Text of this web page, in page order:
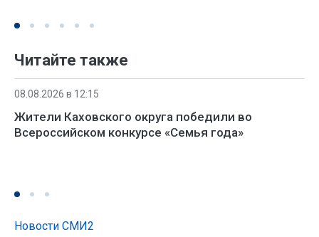
Читайте также
08.08.2026 в 12:15
Жители Каховского округа победили во
Всероссийском конкурсе «Семья года»
Новости СМИ2